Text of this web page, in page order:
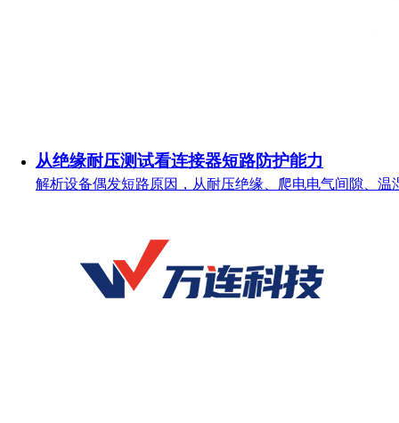
从绝缘耐压测试看连接器短路防护能力
解析设备偶发短路原因，从耐压绝缘、爬电电气间隙、温